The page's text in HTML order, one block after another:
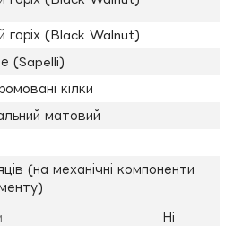
горіх (Black Walnut)
(Sapelli)
кілки
матовий
(на механічні компоненти
Ні